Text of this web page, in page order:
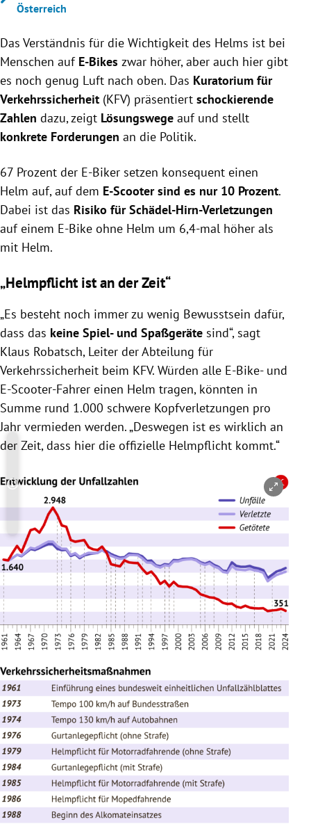
Österreich
Das Verständnis für die Wichtigkeit des Helms ist bei
Menschen auf E-Bikes zwar höher, aber auch hier gibt
es noch genug Luft nach oben. Das Kuratorium für
Verkehrssicherheit (KFV) präsentiert schockierende
Zahlen dazu, zeigt Lösungswege auf und stellt
konkrete Forderungen an die Politik.
67 Prozent der E-Biker setzen konsequent einen
Helm auf, auf dem E-Scooter sind es nur 10 Prozent.
Dabei ist das Risiko für Schädel-Hirn-Verletzungen
auf einem E-Bike ohne Helm um 6,4-mal höher als
mit Helm.
„Helmpflicht ist an der Zeit“
„Es besteht noch immer zu wenig Bewusstsein dafür,
dass das keine Spiel- und Spaßgeräte sind“, sagt
Klaus Robatsch, Leiter der Abteilung für
Verkehrssicherheit beim KFV. Würden alle E-Bike- und
E-Scooter-Fahrer einen Helm tragen, könnten in
Summe rund 1.000 schwere Kopfverletzungen pro
Jahr vermieden werden. „Deswegen ist es wirklich an
der Zeit, dass hier die offizielle Helmpflicht kommt.“
Copyright-Hinweis öffnen/schließen